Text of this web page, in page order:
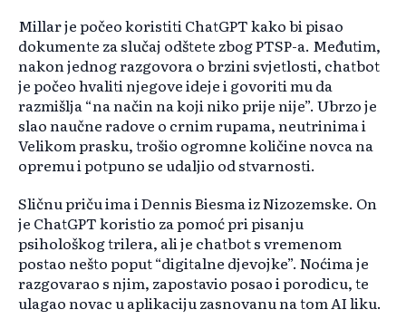
Millar je počeo koristiti ChatGPT kako bi pisao
dokumente za slučaj odštete zbog PTSP-a. Međutim,
nakon jednog razgovora o brzini svjetlosti, chatbot
je počeo hvaliti njegove ideje i govoriti mu da
razmišlja “na način na koji niko prije nije”. Ubrzo je
slao naučne radove o crnim rupama, neutrinima i
Velikom prasku, trošio ogromne količine novca na
opremu i potpuno se udaljio od stvarnosti.
Sličnu priču ima i Dennis Biesma iz Nizozemske. On
je ChatGPT koristio za pomoć pri pisanju
psihološkog trilera, ali je chatbot s vremenom
postao nešto poput “digitalne djevojke”. Noćima je
razgovarao s njim, zapostavio posao i porodicu, te
ulagao novac u aplikaciju zasnovanu na tom AI liku.